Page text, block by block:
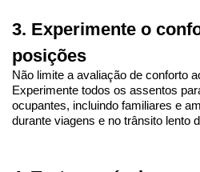
3. Experimente o
posições
Não limite a avaliação de conforto
Experimente todos os assentos
ocupantes, incluindo familiares e
durante viagens e no trânsito lento